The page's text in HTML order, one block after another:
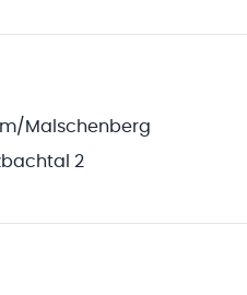
Malschenberg
2